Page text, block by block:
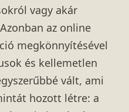
vagy akár
az online
megkönnyítésével
és kellemetlen
vált, ami
hozott létre: a